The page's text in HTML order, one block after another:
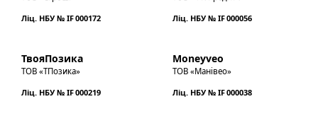
Ліц. НБУ № IF 000172
Ліц. НБУ № IF 000056
ТвояПозика
ТОВ «ТПозика»
Ліц. НБУ № IF 000219
Moneyveo
ТОВ «Манівео»
Ліц. НБУ № IF 000038